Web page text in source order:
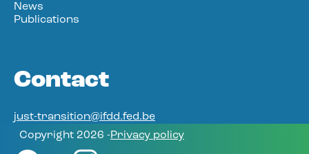
News
Publications
Contact
just-transition@ifdd.fed.be
Copyright 2026 -Privacy policy